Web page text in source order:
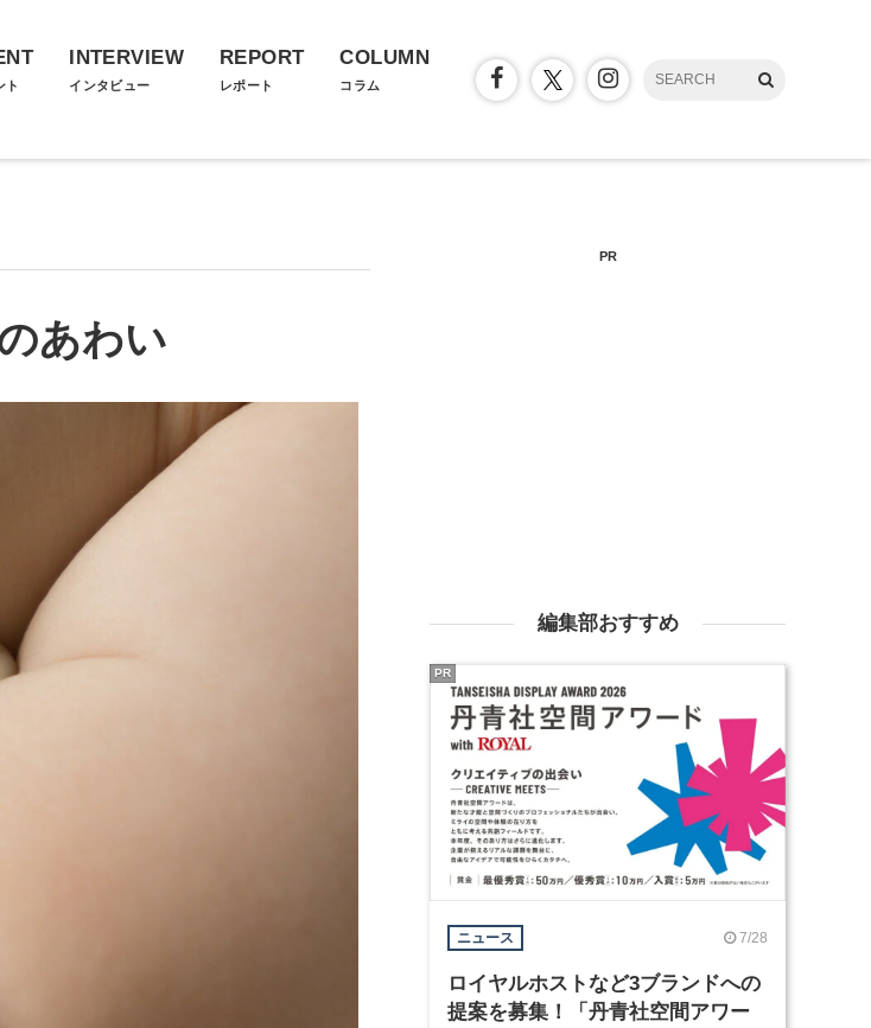
ト
INTERVIEW
インタビュー
REPORT
レポート
COLUMN
コラム
あわい
PR
編集部おすすめ
ニュース 7/28
ロイヤルホストなど3ブランドへの
提案を募集！「丹青社空間アワー
PR